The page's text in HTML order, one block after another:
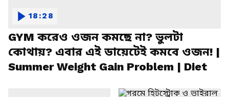
GYM করেও ওজন কমছে না? ভুলটা
কোথায়? এবার এই ডায়েটেই কমবে ওজন! |
Summer Weight Gain Problem | Diet
18:28